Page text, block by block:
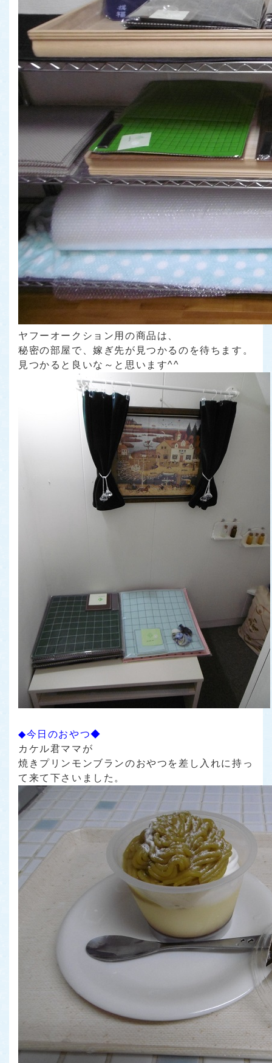
ヤフーオークション用の商品は、
秘密の部屋で、嫁ぎ先が見つかるのを待ちます。
見つかると良いな～と思います^^
◆今日のおやつ◆
カケル君ママが
焼きプリンモンブランのおやつを差し入れに持っ
て来て下さいました。